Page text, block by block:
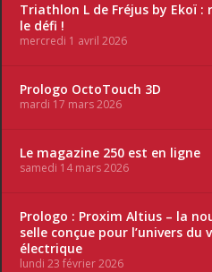
Triathlon L de Fréjus by Ekoï :
le défi !
mercredi 1 avril 2026
Prologo OctoTouch 3D
mardi 17 mars 2026
Le magazine 250 est en ligne
samedi 14 mars 2026
Prologo : Proxim Altius – la
selle conçue pour l’univers du
électrique
lundi 23 février 2026